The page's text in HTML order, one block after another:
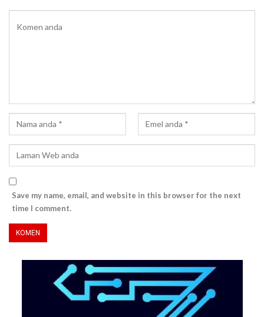
Save my name, email, and website in this browser for the next
time I comment.